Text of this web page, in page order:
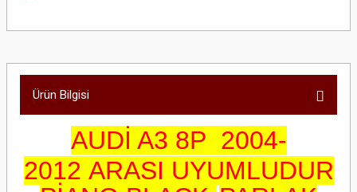
Ürün Bilgisi
AUDİ A3 8P 2004-
2012 ARASI UYUMLUDUR